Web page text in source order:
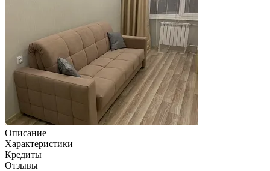
Описание
Характеристики
Кредиты
Отзывы